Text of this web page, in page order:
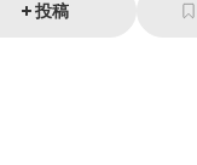
投稿